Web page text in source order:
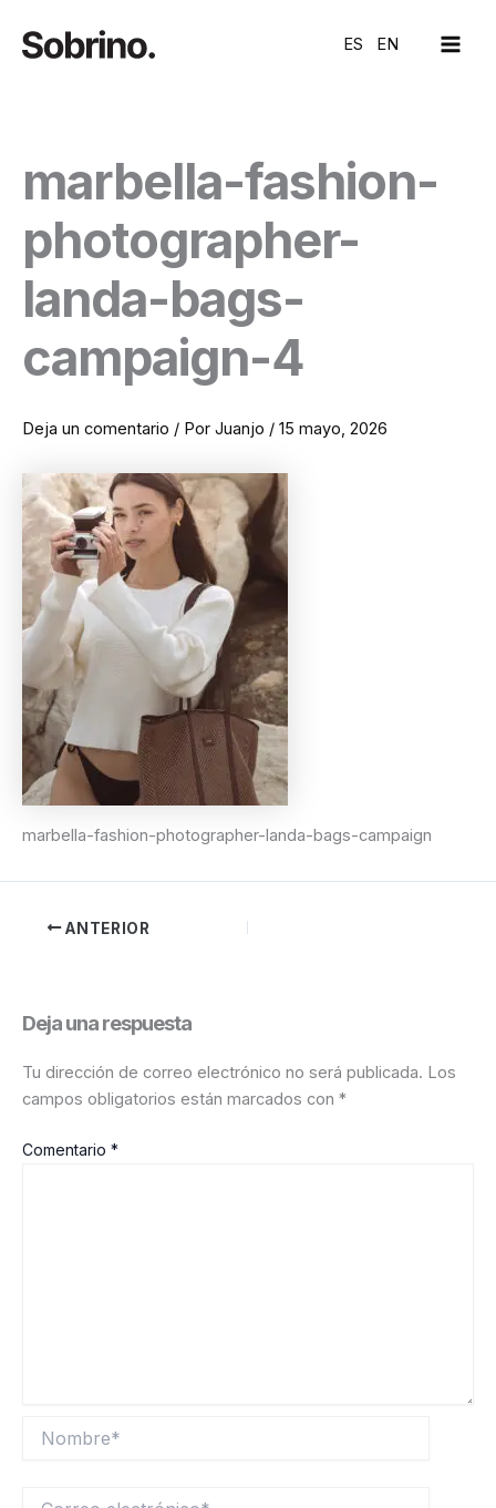
contenido
ES EN
marbella-fashion-
photographer-
landa-bags-
campaign-4
Deja un comentario / Por Juanjo / 15 mayo, 2026
marbella-fashion-photographer-landa-bags-campaign
ANTERIOR
Deja una respuesta
Tu dirección de correo electrónico no será publicada. Los
campos obligatorios están marcados con *
Comentario *